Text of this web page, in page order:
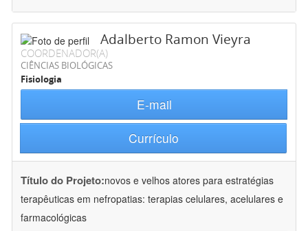
Adalberto Ramon Vieyra
COORDENADOR(A)
CIÊNCIAS BIOLÓGICAS
Fisiologia
E-mail
Currículo
Título do Projeto:novos e velhos atores para estratégias
terapêuticas em nefropatias: terapias celulares, acelulares e
farmacológicas